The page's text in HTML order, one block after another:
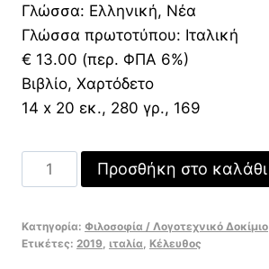
Γλώσσα: Ελληνική, Νέα
Γλώσσα πρωτοτύπου: Ιταλική
€ 13.00 (περ. ΦΠΑ 6%)
Βιβλίο, Χαρτόδετο
14 x 20 εκ., 280 γρ., 169
Άσε
με
φύγω,
Προσθήκη στο καλάθι
Κατηγορία: Φιλοσοφία / Λογοτεχνικό Δοκίμιο
Ετικέτες: 2019 ιταλία Κέλευθος